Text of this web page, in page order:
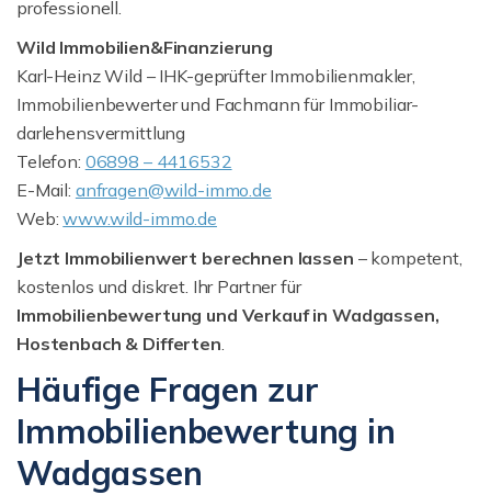
professionell.
Wild Immobilien&Finanzierung
Karl-Heinz Wild – IHK-geprüfter Immobilienmakler,
Immobilienbewerter und Fachmann für Immobiliar­
darlehensvermittlung
Telefon: 06898 – 4416532
E-Mail: anfragen@wild-immo.de
Web:www.wild-immo.de
Jetzt Immobilienwert berechnen lassen – kompetent,
kostenlos und diskret. Ihr Partner für
Immobilienbewertung und Verkauf in Wadgassen,
Hostenbach & Differten.
Häufige Fragen zur
Immobilienbewertung in
Wadgassen